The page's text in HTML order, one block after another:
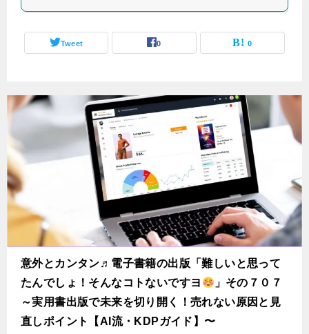
Tweet 0 0
意外とカンタン♬電子書籍の出版「難しいと思って
たんでしょ！そんなコトないですヨ
」その７０７
～実用書出版で未来を切り開く！売れない原因と見
直しポイント【AI流・KDPガイド】〜